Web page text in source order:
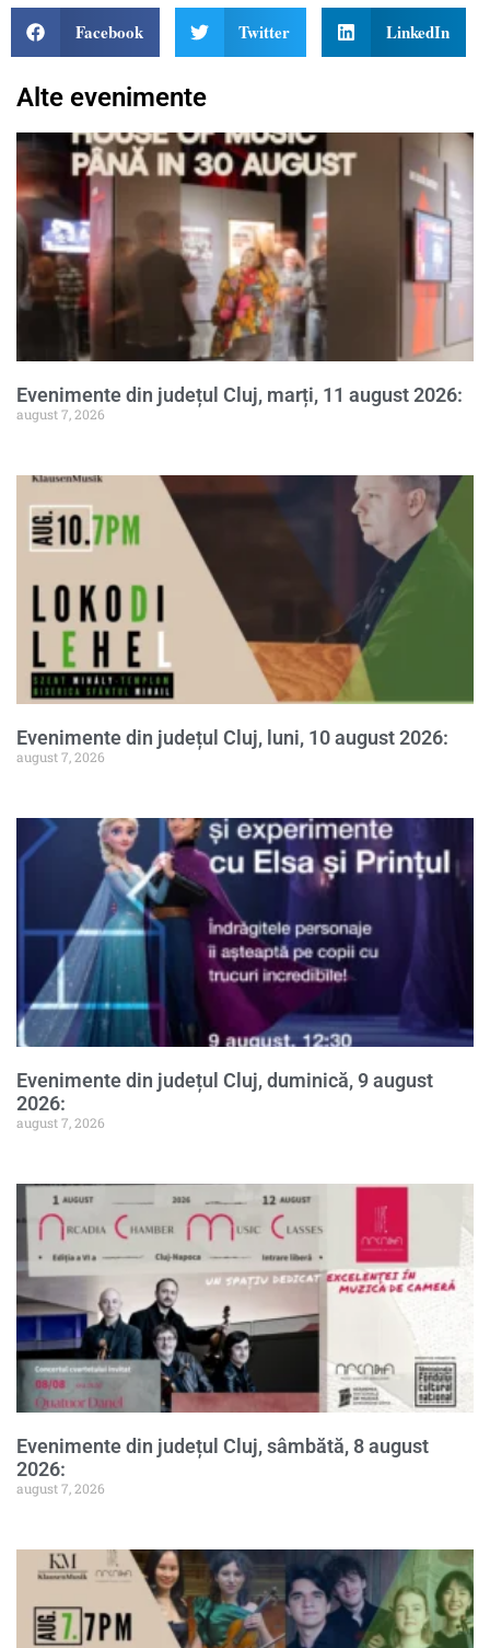
Facebook Twitter LinkedIn
Alte evenimente
Evenimente din județul Cluj, marți, 11 august 2026:
august 7, 2026
Evenimente din județul Cluj, luni, 10 august 2026:
august 7, 2026
Evenimente din județul Cluj, duminică, 9 august
2026:
august 7, 2026
Evenimente din județul Cluj, sâmbătă, 8 august
2026:
august 7, 2026